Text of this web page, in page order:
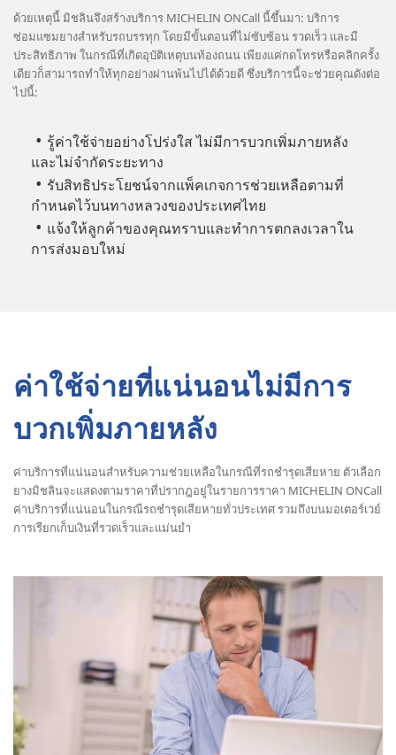
ด้วยเหตุนี้ มิชลินจึงสร้างบริการ MICHELIN ONCall นี้ขึ้นมา: บริการ
ซ่อมแซมยางสำหรับรถบรรทุก โดยมีขั้นตอนที่ไม่ซับซ้อน รวดเร็ว และมี
ประสิทธิภาพ ในกรณีที่เกิดอุบัติเหตุบนท้องถนน เพียงแค่กดโทรหรือคลิกครั้ง
เดียวก็สามารถทำให้ทุกอย่างผ่านพ้นไปได้ด้วยดี ซึ่งบริการนี้จะช่วยคุณดังต่อ
ไปนี้:
รู้ค่าใช้จ่ายอย่างโปร่งใส ไม่มีการบวกเพิ่มภายหลัง
และไม่จำกัดระยะทาง
รับสิทธิประโยชน์จากแพ็คเกจการช่วยเหลือตามที่
กำหนดไว้บนทางหลวงของประเทศไทย
แจ้งให้ลูกค้าของคุณทราบและทำการตกลงเวลาใน
การส่งมอบใหม่
ค่าใช้จ่ายที่แน่นอนไม่มีการ
บวกเพิ่มภายหลัง
ค่าบริการที่แน่นอนสำหรับความช่วยเหลือในกรณีที่รถชำรุดเสียหาย ตัวเลือก
ยางมิชลินจะแสดงตามราคาที่ปรากฎอยู่ในรายการราคา MICHELIN ONCall
ค่าบริการที่แน่นอนในกรณีรถชำรุดเสียหายทั่วประเทศ รวมถึงบนมอเตอร์เวย์
การเรียกเก็บเงินที่รวดเร็วและแม่นยำ